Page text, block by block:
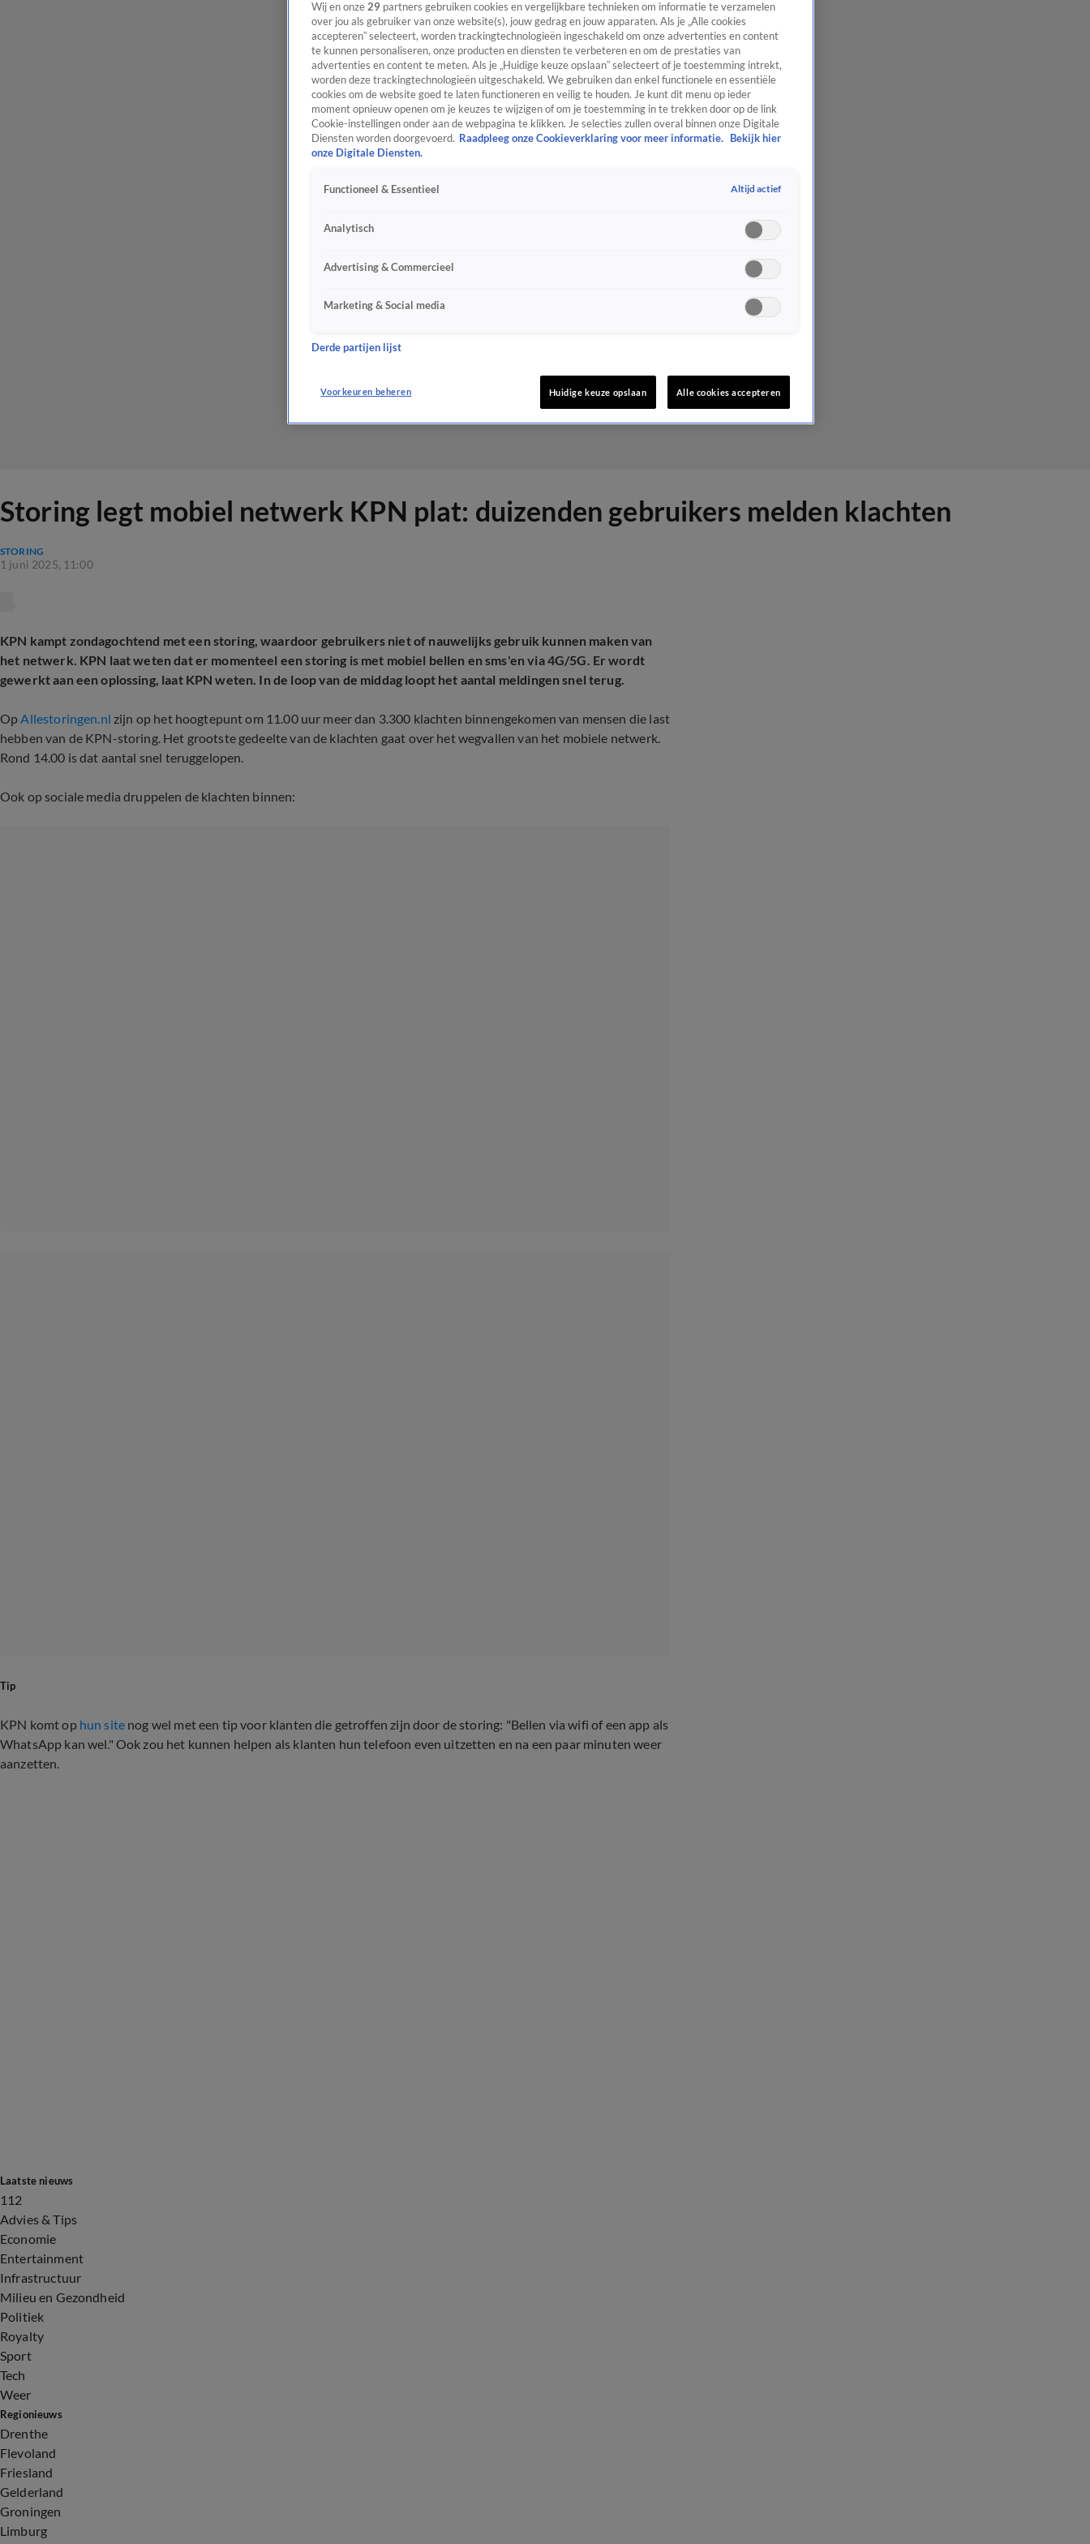
Storing legt mobiel netwerk KPN plat: duizenden gebruikers melden klachten
STORING
1 juni 2025, 11:00
KPN kampt zondagochtend met een storing, waardoor gebruikers niet of nauwelijks gebruik kunnen maken van
het netwerk. KPN laat weten dat er momenteel een storing is met mobiel bellen en sms'en via 4G/5G. Er wordt
gewerkt aan een oplossing, laat KPN weten. In de loop van de middag loopt het aantal meldingen snel terug.
OpAllestoringen.nl zijn op het hoogtepunt om 11.00 uur meer dan 3.300 klachten binnengekomen van mensen die last
hebben van de KPN-storing. Het grootste gedeelte van de klachten gaat over het wegvallen van het mobiele netwerk.
Rond 14.00 is dat aantal snel teruggelopen.
Ook op sociale media druppelen de klachten binnen:
Tip
KPN komt op hun site nog wel met een tip voor klanten die getroffen zijn door de storing: "Bellen via wifi of een app als
WhatsApp kan wel." Ook zou het kunnen helpen als klanten hun telefoon even uitzetten en na een paar minuten weer
aanzetten.
Laatste nieuws
112
Advies & Tips
Economie
Entertainment
Infrastructuur
Milieu en Gezondheid
Politiek
Royalty
Sport
Tech
Weer
Regionieuws
Drenthe
Flevoland
Friesland
Gelderland
Groningen
Limburg
Wij en onze 29 partners gebruiken cookies en vergelijkbare technieken om informatie te verzamelen
over jou als gebruiker van onze website(s), jouw gedrag en jouw apparaten. Als je „Alle cookies
accepteren” selecteert, worden trackingtechnologieën ingeschakeld om onze advertenties en content
te kunnen personaliseren, onze producten en diensten te verbeteren en om de prestaties van
advertenties en content te meten. Als je „Huidige keuze opslaan” selecteert of je toestemming intrekt,
worden deze trackingtechnologieën uitgeschakeld. We gebruiken dan enkel functionele en essentiële
cookies om de website goed te laten functioneren en veilig te houden. Je kunt dit menu op ieder
moment opnieuw openen om je keuzes te wijzigen of om je toestemming in te trekken door op de link
Cookie-instellingen onder aan de webpagina te klikken. Je selecties zullen overal binnen onze Digitale
Diensten worden doorgevoerd. Raadpleeg onze Cookieverklaring voor meer informatie.
Bekijk hier
onze Digitale Diensten.
Functioneel & Essentieel Altijd actief
Analytisch
Advertising & Commercieel
Marketing & Social media
Derde partijen lijst
Voorkeuren beheren Huidige keuze opslaan Alle cookies accepteren